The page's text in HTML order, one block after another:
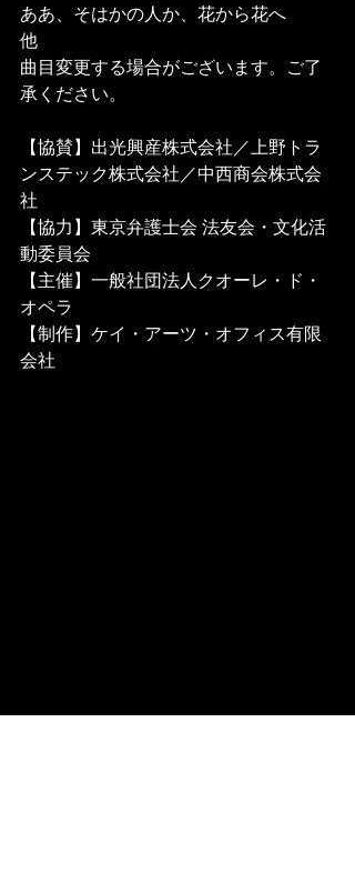
ああ、そはかの人か、花から花へ
他
曲目変更する場合がございます。ご了
承ください。
【協賛】出光興産株式会社／上野トラ
ンステック株式会社／中西商会株式会
社
【協力】東京弁護士会 法友会・文化活
動委員会
【主催】一般社団法人クオーレ・ド・
オペラ
【制作】ケイ・アーツ・オフィス有限
会社